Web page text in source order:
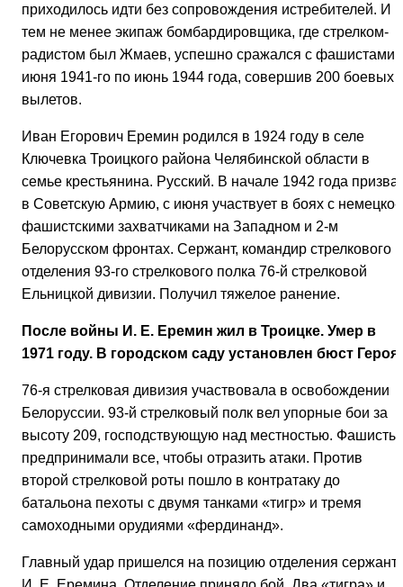
приходилось идти без сопровождения истребителей. И
тем не менее экипаж бомбардировщика, где стрелком-
радистом был Жмаев, успешно сражался с фашистами
июня 1941-го по июнь 1944 года, совершив 200 боевых
вылетов.
Иван Егорович Еремин родился в 1924 году в селе
Ключевка Троицкого района Челябинской области в
семье крестьянина. Русский. В начале 1942 года
в Советскую Армию, с июня участвует в боях с немецко-
фашистскими захватчиками на Западном и 2-м
Белорусском фронтах. Сержант, командир стрелкового
отделения 93-го стрелкового полка 76-й стрелковой
Ельницкой дивизии. Получил тяжелое ранение.
После войны И. Е. Еремин жил в Троицке. Умер в
1971 году. В городском саду установлен бюст Героя.
76-я стрелковая дивизия участвовала в освобождении
Белоруссии. 93-й стрелковый полк вел упорные бои за
высоту 209, господствующую над местностью. Фашисты
предпринимали все, чтобы отразить атаки. Против
второй стрелковой роты пошло в контратаку до
батальона пехоты с двумя танками «тигр» и тремя
самоходными орудиями «фердинанд».
Главный удар пришелся на позицию отделения